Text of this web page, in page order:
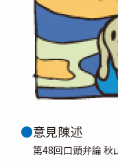
意見陳述
第48回口頭弁論 秋